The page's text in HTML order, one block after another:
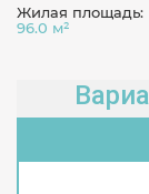
Жилая площадь:
96.0 м²